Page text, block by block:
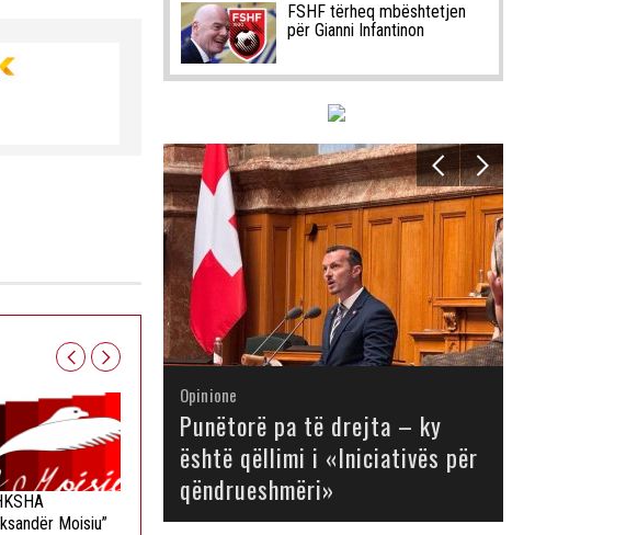
Moisiu”
FSHF tërheq mbështetjen
për Gianni Infantinon
Opinione
Opinione
Punëtorë pa të drejta – ky
është qëllimi i «Iniciativës për
qëndrueshmëri»
Opinione
Opinione
Opinione
Opinione
Opinione
Opinione